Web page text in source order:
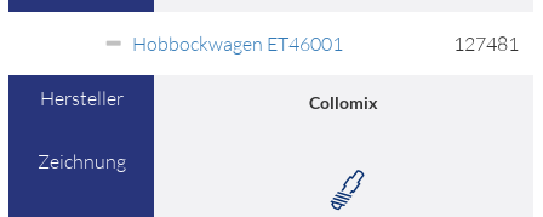
Hobbockwagen ET46001 127481
Hersteller Collomix
Zeichnung